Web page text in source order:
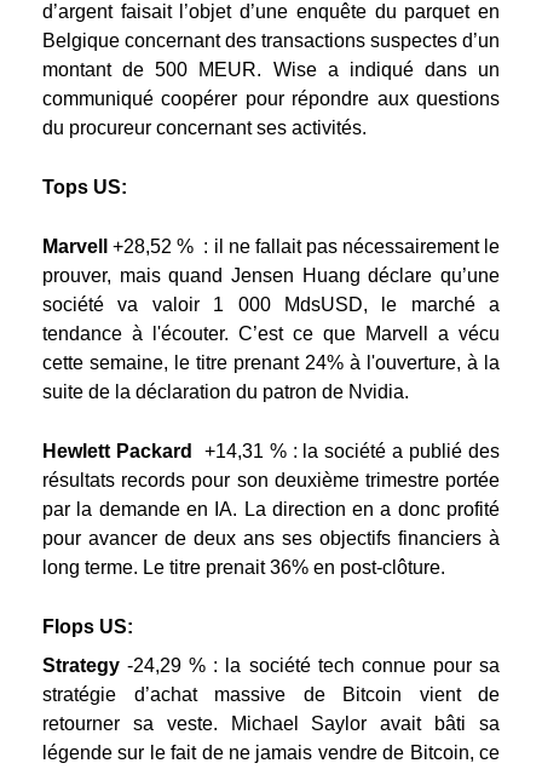
d’argent faisait l’objet d’une enquête du parquet en
Belgique concernant des transactions suspectes d’un
montant de 500 MEUR. Wise a indiqué dans un
communiqué coopérer pour répondre aux questions
du procureur concernant ses activités.
Tops US:
Marvell +28,52 % : il ne fallait pas nécessairement le
prouver, mais quand Jensen Huang déclare qu’une
société va valoir 1 000 MdsUSD, le marché a
tendance à l'écouter. C’est ce que Marvell a vécu
cette semaine, le titre prenant 24% à l'ouverture, à la
suite de la déclaration du patron de Nvidia.
Hewlett Packard +14,31 %: la société a publié des
résultats records pour son deuxième trimestre portée
par la demande en IA. La direction en a donc profité
pour avancer de deux ans ses objectifs financiers à
long terme. Le titre prenait 36% en post-clôture.
Flops US:
Strategy -24,29 % : la société tech connue pour sa
stratégie d’achat massive de Bitcoin vient de
retourner sa veste. Michael Saylor avait bâti sa
légende sur le fait de ne jamais vendre de Bitcoin, ce